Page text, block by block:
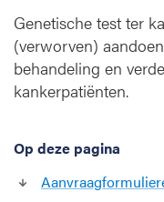
Genetische test ter
(verworven)
behandeling en
kankerpatiënten.
Op deze pagina